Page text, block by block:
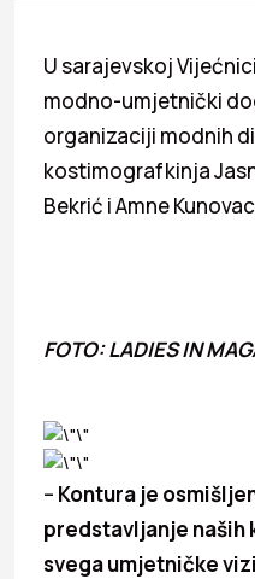
U sarajevskoj
modno-umjetnički
organizaciji modnih
kostimografkinja
Bekrić i Amne
FOTO: LADIES IN
– Kontura je
predstavljanje naših
svega umjetničke